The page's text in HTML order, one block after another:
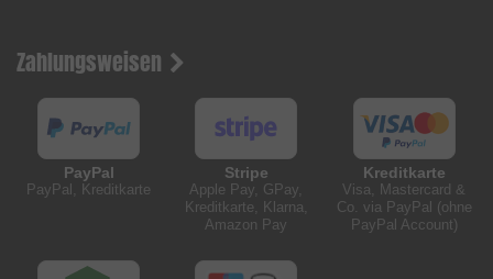
Zahlungsweisen
PayPal
PayPal, Kreditkarte
Stripe
Apple Pay, GPay,
Kreditkarte, Klarna,
Amazon Pay
Kreditkarte
Visa, Mastercard &
Co. via PayPal (ohne
PayPal Account)